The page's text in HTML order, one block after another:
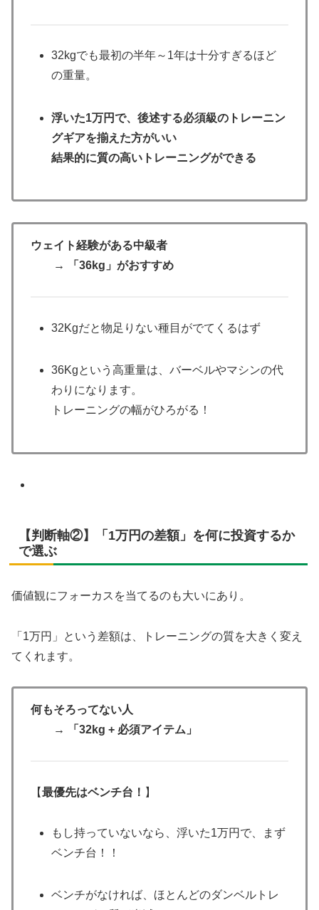
32kgでも最初の半年～1年は十分すぎるほど
の重量。
浮いた1万円で、後述する必須級のトレーニン
グギアを揃えた方がいい
結果的に質の高いトレーニングができる
ウェイト経験がある中級者
→ 「36kg」がおすすめ
32Kgだと物足りない種目がでてくるはず
36Kgという高重量は、バーベルやマシンの代
わりになります。
トレーニングの幅がひろがる！
【判断軸②】「1万円の差額」を何に投資するか
で選ぶ
価値観にフォーカスを当てるのも大いにあり。
「1万円」という差額は、トレーニングの質を大きく変え
てくれます。
何もそろってない人
→ 「32kg + 必須アイテム」
【最優先はベンチ台！ 】
もし持っていないなら、浮いた1万円で、まず
ベンチ台！！
ベンチがなければ、ほとんどのダンベルトレ